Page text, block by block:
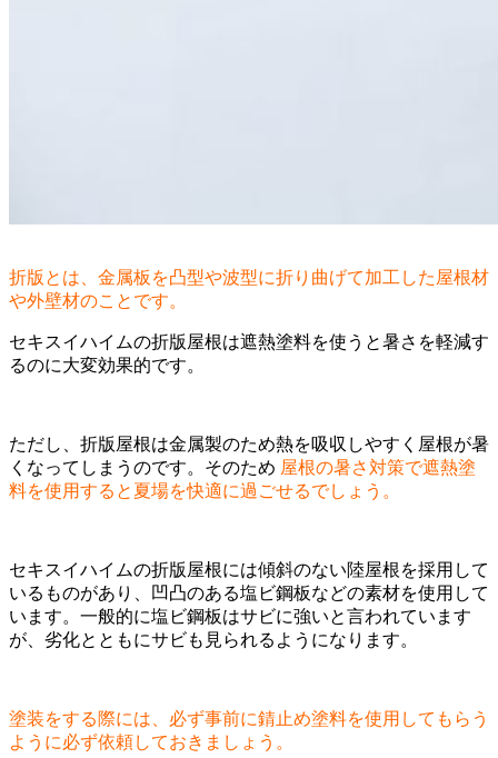
折版とは、金属板を凸型や波型に折り曲げて加工した屋根材
や外壁材のことです。
セキスイハイムの折版屋根は遮熱塗料を使うと暑さを軽減す
るのに大変効果的です。
ただし、折版屋根は金属製のため熱を吸収しやすく屋根が暑
くなってしまうのです。そのため 屋根の暑さ対策で遮熱塗
料を使用すると夏場を快適に過ごせるでしょう。
セキスイハイムの折版屋根には傾斜のない陸屋根を採用して
いるものがあり、凹凸のある塩ビ鋼板などの素材を使用して
います。一般的に塩ビ鋼板はサビに強いと言われています
が、劣化とともにサビも見られるようになります。
塗装をする際には、必ず事前に錆止め塗料を使用してもらう
ように必ず依頼しておきましょう。